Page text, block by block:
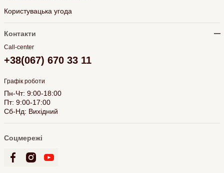
Користувацька угода
Контакти
Call-center
+38(067) 670 33 11
Графік роботи
Пн-Чт: 9:00-18:00
Пт: 9:00-17:00
Сб-Нд: Вихідний
Соцмережі